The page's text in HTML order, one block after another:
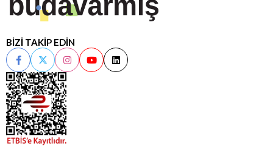
BİZİ TAKİP EDİN